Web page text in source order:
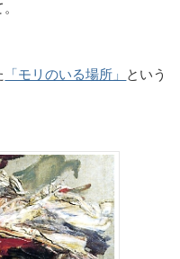
「モリのいる場所」 という